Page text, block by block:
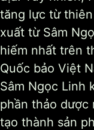
tăng lực từ
xuất từ Sâm
hiếm nhất trên
Quốc bảo Việt
Sâm Ngọc Linh
phần thảo dược
tạo thành sản